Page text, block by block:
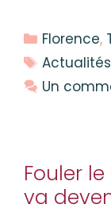
Florence,
Étiquettes
Actualités
Un
Fouler
va